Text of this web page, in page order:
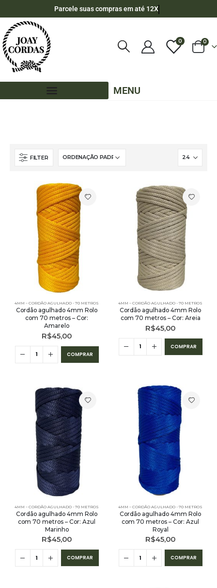
Parcele suas compras em até 12X
0 0
MENU
FILTER
4MM – CORDÃO AGULHADO - 70 METROS
Cordão agulhado 4mm Rolo
com 70 metros – Cor:
Amarelo
R$45,00
COMPRAR
4MM – CORDÃO AGULHADO - 70 METROS
Cordão agulhado 4mm Rolo
com 70 metros – Cor: Areia
R$45,00
COMPRAR
4MM – CORDÃO AGULHADO - 70 METROS
Cordão agulhado 4mm Rolo
com 70 metros – Cor: Azul
Marinho
R$45,00
COMPRAR
4MM – CORDÃO AGULHADO - 70 METROS
Cordão agulhado 4mm Rolo
com 70 metros – Cor: Azul
Royal
R$45,00
COMPRAR